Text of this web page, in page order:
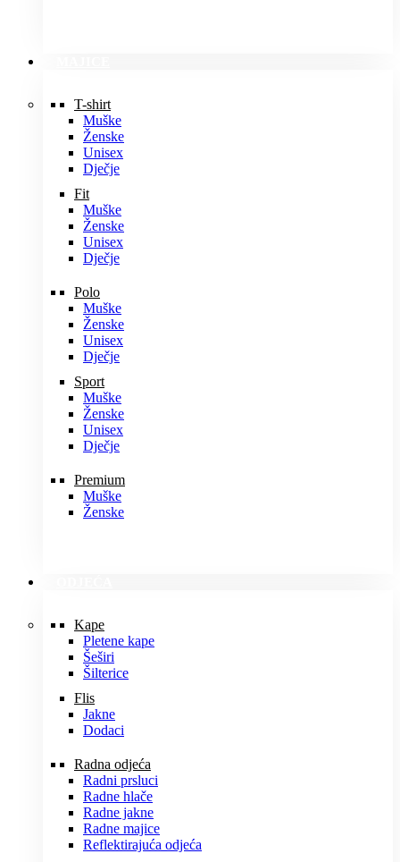
T-shirt
Muške
Ženske
Unisex
Dječje
Fit
Muške
Ženske
Unisex
Dječje
Polo
Muške
Ženske
Unisex
Dječje
Sport
Muške
Ženske
Unisex
Dječje
Premium
Muške
Ženske
Kape
Pletene kape
Šeširi
Šilterice
Flis
Jakne
Dodaci
Radna odjeća
Radni prsluci
Radne hlače
Radne jakne
Radne majice
Reflektirajuća odjeća